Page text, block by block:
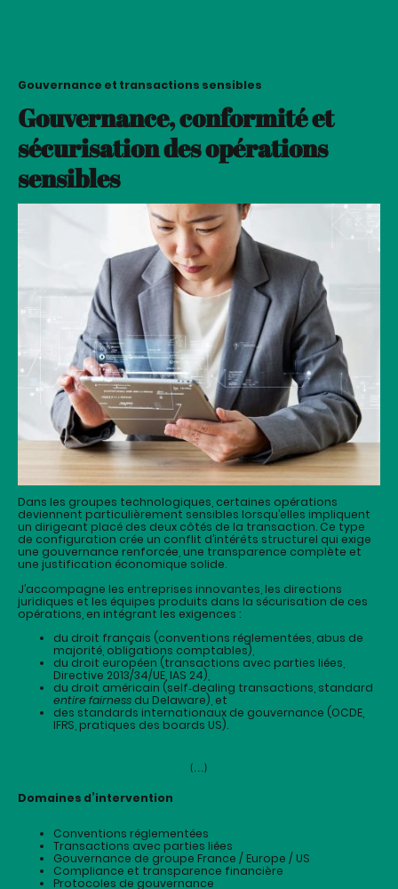
Gouvernance et transactions sensibles
Gouvernance, conformité et
sécurisation des opérations
sensibles
Dans les groupes technologiques, certaines opérations
deviennent particulièrement sensibles lorsqu’elles impliquent
un dirigeant placé des deux côtés de la transaction. Ce type
de configuration crée un conflit d’intérêts structurel qui exige
une gouvernance renforcée, une transparence complète et
une justification économique solide.
J’accompagne les entreprises innovantes, les directions
juridiques et les équipes produits dans la sécurisation de ces
opérations, en intégrant les exigences :
du droit français (conventions réglementées, abus de
majorité, obligations comptables),
du droit européen (transactions avec parties liées,
Directive 2013/34/UE, IAS 24),
du droit américain (self‑dealing transactions, standard
entire fairness du Delaware), et
des standards internationaux de gouvernance (OCDE,
IFRS, pratiques des boards US).
(...)
Domaines d’intervention
Conventions réglementées
Transactions avec parties liées
Gouvernance de groupe France / Europe / US
Compliance et transparence financière
Protocoles de gouvernance